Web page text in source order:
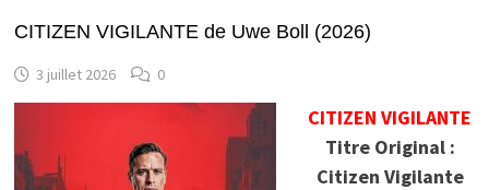
CITIZEN VIGILANTE de Uwe Boll (2026)
3 juillet 2026 0
CITIZEN VIGILANTE
Titre Original :
Citizen Vigilante